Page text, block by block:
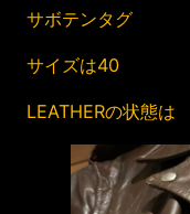
サボテンタグ
サイズは40
LEATHERの状態は